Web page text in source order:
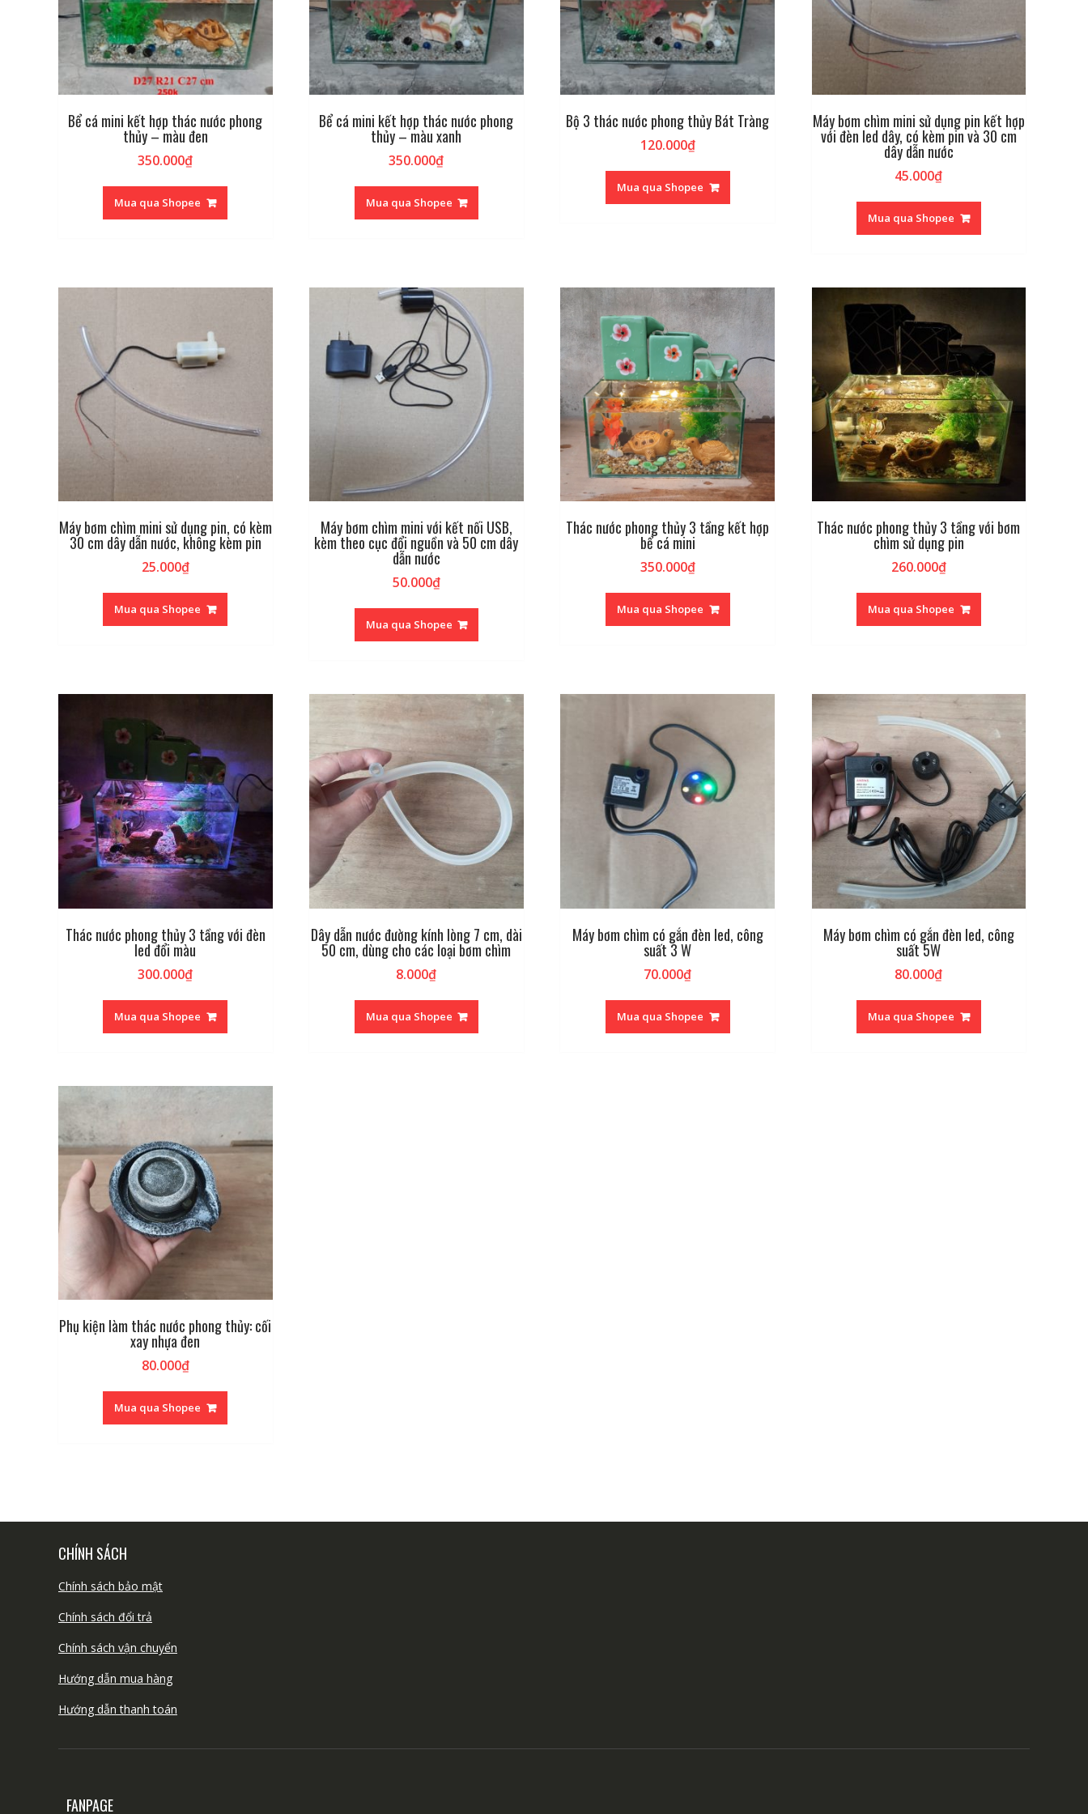
Bể cá mini kết hợp thác nước phong
thủy – màu đen
350.000₫
Mua qua Shopee
Bể cá mini kết hợp thác nước phong
thủy – màu xanh
350.000₫
Mua qua Shopee
Bộ 3 thác nước phong thủy Bát Tràng
120.000₫
Mua qua Shopee
Máy bơm chìm mini sử dụng pin kết hợp
với đèn led dây, có kèm pin và 30 cm
dây dẫn nước
45.000₫
Mua qua Shopee
Máy bơm chìm mini sử dụng pin, có kèm
30 cm dây dẫn nước, không kèm pin
25.000₫
Mua qua Shopee
Máy bơm chìm mini với kết nối USB,
kèm theo cục đổi nguồn và 50 cm dây
dẫn nước
50.000₫
Mua qua Shopee
Thác nước phong thủy 3 tầng kết hợp
bể cá mini
350.000₫
Mua qua Shopee
Thác nước phong thủy 3 tầng với bơm
chìm sử dụng pin
260.000₫
Mua qua Shopee
Thác nước phong thủy 3 tầng với đèn
led đổi màu
300.000₫
Mua qua Shopee
Dây dẫn nước đường kính lòng 7 cm, dài
50 cm, dùng cho các loại bơm chìm
8.000₫
Mua qua Shopee
Máy bơm chìm có gắn đèn led, công
suất 3 W
70.000₫
Mua qua Shopee
Máy bơm chìm có gắn đèn led, công
suất 5W
80.000₫
Mua qua Shopee
Phụ kiện làm thác nước phong thủy: cối
xay nhựa đen
80.000₫
Mua qua Shopee
CHÍNH SÁCH
Chính sách bảo mật
Chính sách đổi trả
Chính sách vận chuyển
Hướng dẫn mua hàng
Hướng dẫn thanh toán
FANPAGE